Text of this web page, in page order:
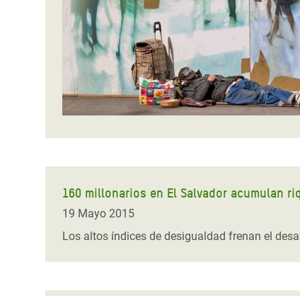
160 millonarios en El Salvador acumulan
19 Mayo 2015
Los altos índices de desigualdad frenan el